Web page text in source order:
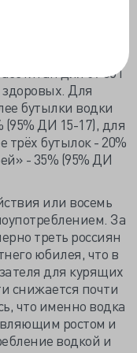
была 21,3
была 51,1 и
для 57 361
здоровых. Для
бутылки водки
ДИ 15-17), для
бутылок - 20%
- 35% (95% ДИ
или восемь
За
треть россиян
юбилея, что в
для курящих
снижается почти
что именно водка
ростом и
водкой и